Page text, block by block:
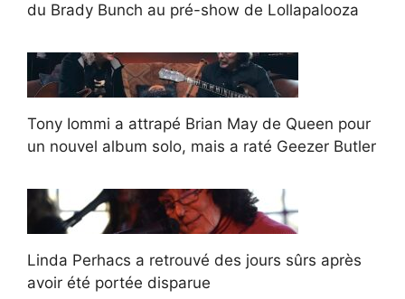
du Brady Bunch au pré-show de Lollapalooza
Tony Iommi a attrapé Brian May de Queen pour
un nouvel album solo, mais a raté Geezer Butler
Linda Perhacs a retrouvé des jours sûrs après
avoir été portée disparue